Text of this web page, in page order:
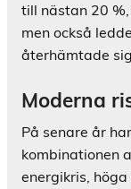
till nästan 20
men också
återhämtade
Moderna
På senare år
kombinationen
energikris,